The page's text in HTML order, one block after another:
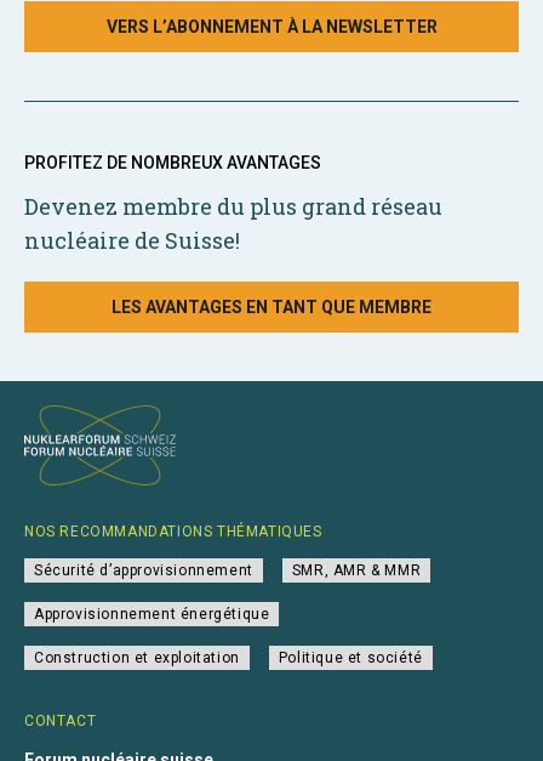
VERS L’ABONNEMENT À LA NEWSLETTER
PROFITEZ DE NOMBREUX AVANTAGES
Devenez membre du plus grand réseau
nucléaire de Suisse!
LES AVANTAGES EN TANT QUE MEMBRE
CONTACT
NOS RECOMMANDATIONS THÉMATIQUES
Sécurité d’approvisionnement SMR, AMR & MMR
Approvisionnement énergétique
Construction et exploitation Politique et société